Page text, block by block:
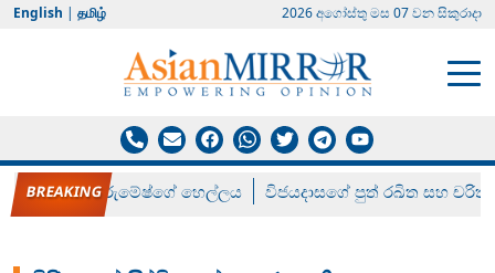
English | தமிழ் 2026 අගෝස්‍තු මස 07 වන සිකුරාදා
රන් ගෙනා රුමේෂ්ගේ හෙල්ලය විජයදාසගේ පුත් රඛිත සහ චරිත්